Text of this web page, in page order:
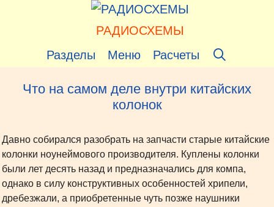
РАДИОСХЕМЫ
Разделы
Меню Расчеты
Что на самом деле внутри китайских
колонок
Давно собирался разобрать на запчасти старые китайские
колонки ноунеймового производителя. Куплены колонки
были лет десять назад и предназначались для компа,
однако в силу конструктивных особенностей хрипели,
дребезжали, а приобретенные чуть позже наушники